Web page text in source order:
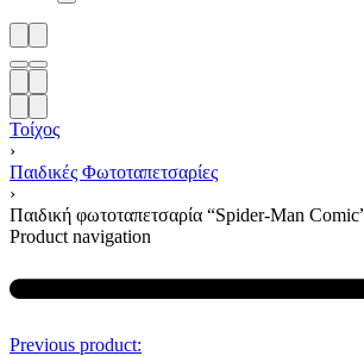
Τοίχος
›
Παιδικές Φωτοταπετσαρίες
›
Παιδική φωτοταπετσαρία “Spider-Man
Product navigation
Previous product: